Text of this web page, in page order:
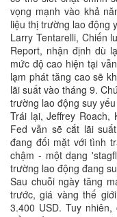
vọng mạnh vào khả
liệu thị trường lao động
Larry Tentarelli, Chiến
Report, nhận định dù
mức độ cao hiện tại
lạm phát tăng cao sẽ
lãi suất vào tháng 9.
trường lao động suy
Trái lại, Jeffrey Roach,
Fed vẫn sẽ cắt lãi
đang đối mặt với tình
chậm - một dạng
trường lao động đang
Sau chuỗi ngày tăng
trước, giá vàng thế
3.400 USD. Tuy